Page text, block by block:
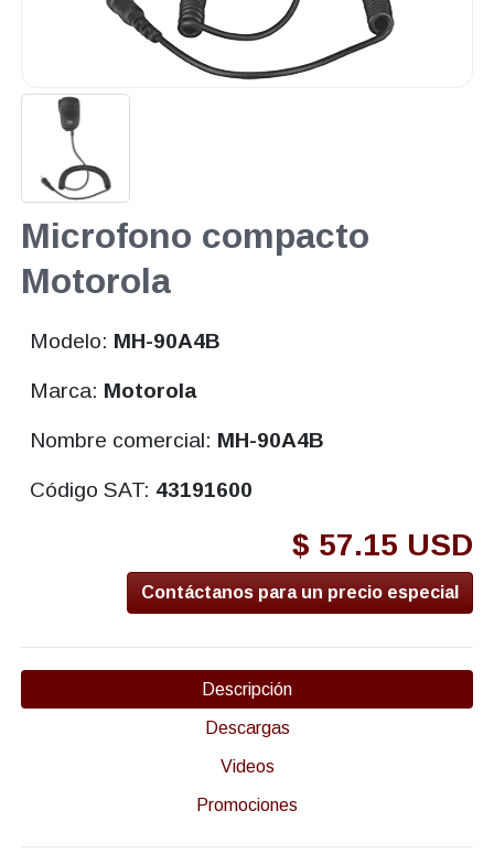
Microfono compacto
Motorola
Modelo: MH-90A4B
Marca: Motorola
Nombre comercial: MH-90A4B
Código SAT: 43191600
$ 57.15 USD
Contáctanos para un precio especial
Descripción
Descargas
Videos
Promociones